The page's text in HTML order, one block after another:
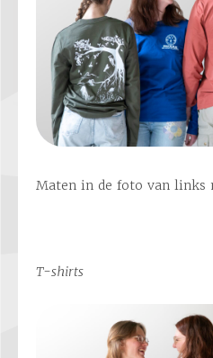
Maten in de foto van links
T-shirts